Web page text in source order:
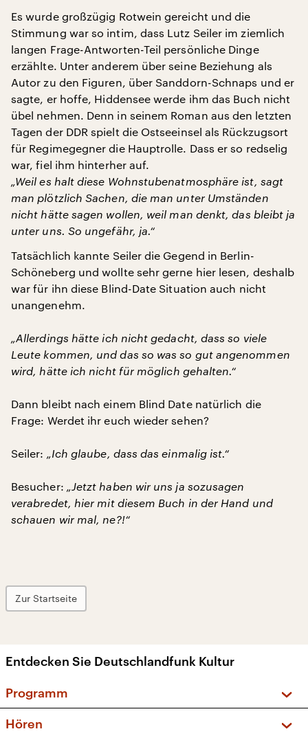
Es wurde großzügig Rotwein gereicht und die
Stimmung war so intim, dass Lutz Seiler im ziemlich
langen Frage-Antworten-Teil persönliche Dinge
erzählte. Unter anderem über seine Beziehung als
Autor zu den Figuren, über Sanddorn-Schnaps und er
sagte, er hoffe, Hiddensee werde ihm das Buch nicht
übel nehmen. Denn in seinem Roman aus den letzten
Tagen der DDR spielt die Ostseeinsel als Rückzugsort
für Regimegegner die Hauptrolle. Dass er so redselig
war, fiel ihm hinterher auf.
„Weil es halt diese Wohnstubenatmosphäre ist, sagt
man plötzlich Sachen, die man unter Umständen
nicht hätte sagen wollen, weil man denkt, das bleibt ja
unter uns. So ungefähr, ja.“
Tatsächlich kannte Seiler die Gegend in Berlin-
Schöneberg und wollte sehr gerne hier lesen, deshalb
war für ihn diese Blind-Date Situation auch nicht
unangenehm.
„Allerdings hätte ich nicht gedacht, dass so viele
Leute kommen, und das so was so gut angenommen
wird, hätte ich nicht für möglich gehalten.“
Dann bleibt nach einem Blind Date natürlich die
Frage: Werdet ihr euch wieder sehen?
Seiler: „Ich glaube, dass das einmalig ist.“
Besucher: „Jetzt haben wir uns ja sozusagen
verabredet, hier mit diesem Buch in der Hand und
schauen wir mal, ne?!“
Zur Startseite
Entdecken Sie Deutschlandfunk Kultur
Programm
Hören